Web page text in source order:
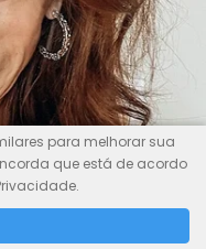
para melhorar sua
que está de acordo